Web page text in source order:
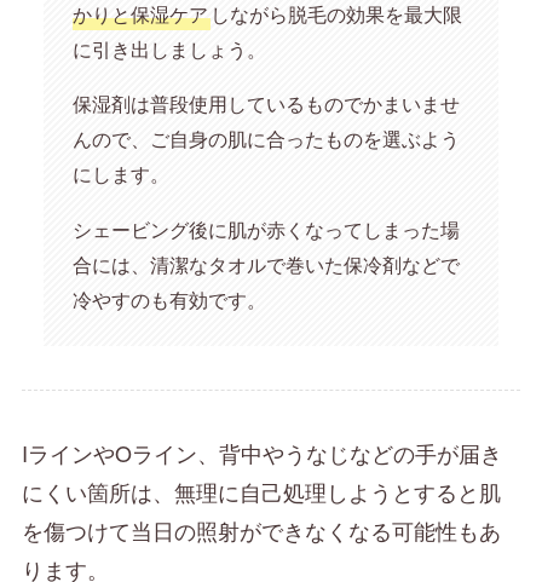
かりと保湿ケア しながら脱毛の効果を最大限
に引き出しましょう。
保湿剤は普段使用しているものでかまいませ
んので、ご自身の肌に合ったものを選ぶよう
にします。
シェービング後に肌が赤くなってしまった場
合には、清潔なタオルで巻いた保冷剤などで
冷やすのも有効です。
IラインやOライン、背中やうなじなどの手が届き
にくい箇所は、無理に自己処理しようとすると肌
を傷つけて当日の照射ができなくなる可能性もあ
ります。